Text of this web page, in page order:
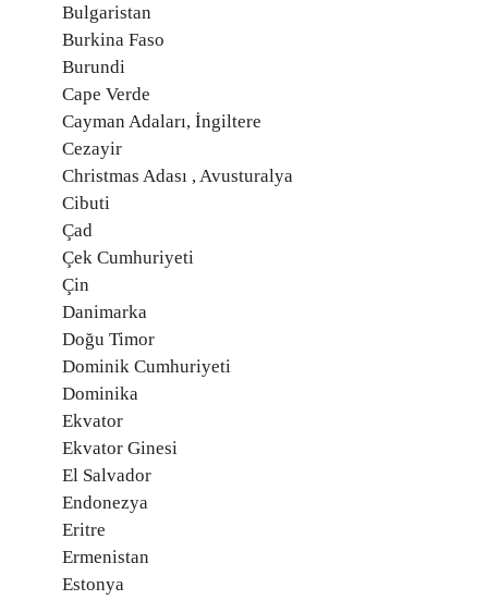
Bulgaristan
Burkina Faso
Burundi
Cape Verde
Cayman Adaları, İngiltere
Cezayir
Christmas Adası , Avusturalya
Cibuti
Çad
Çek Cumhuriyeti
Çin
Danimarka
Doğu Timor
Dominik Cumhuriyeti
Dominika
Ekvator
Ekvator Ginesi
El Salvador
Endonezya
Eritre
Ermenistan
Estonya